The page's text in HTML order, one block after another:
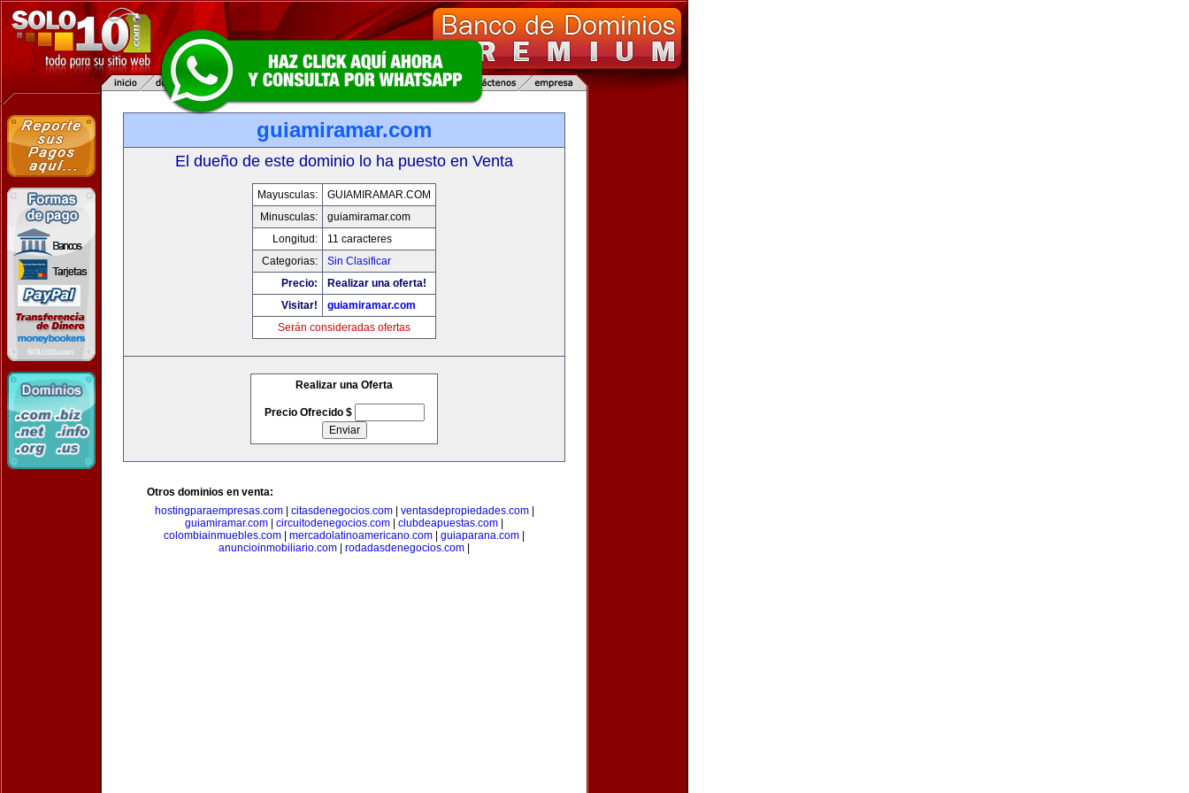
guiamiramar.com
El dueño de este dominio lo ha puesto en Venta
Mayusculas:
GUIAMIRAMAR.COM
Minusculas:
guiamiramar.com
Longitud:
11 caracteres
Categorias:
Sin Clasificar
Precio:
Realizar una oferta!
Visitar!
guiamiramar.com
Serán consideradas ofertas
Realizar una Oferta
Precio Ofrecido $
Otros dominios en venta:
hostingparaempresas.com| citasdenegocios.com| ventasdepropiedades.com|
guiamiramar.com
circuitodenegocios.com clubdeapuestas.com
colombiainmuebles.com
mercadolatinoamericano.com guiaparana.com
anuncioinmobiliario.com
rodadasdenegocios.com